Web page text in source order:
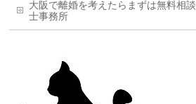
大阪で離婚を考えたらまずは無料相
士事務所